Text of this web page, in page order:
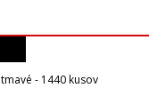
- 1440 kusov